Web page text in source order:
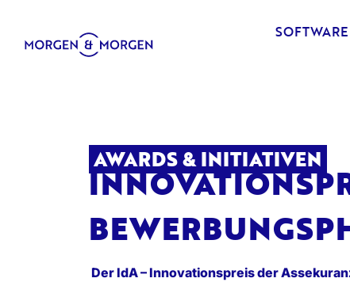
SOFTWARE
AWARDS & INITIATIVEN
Der IdA – Innovationspreis der